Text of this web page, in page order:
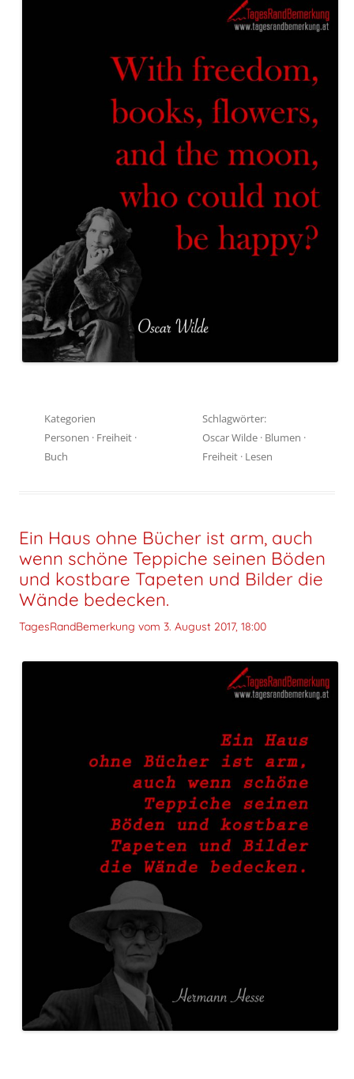
Kategorien
Personen · Freiheit ·
Buch
Schlagwörter:
Oscar Wilde · Blumen ·
Freiheit · Lesen
Ein Haus ohne Bücher ist arm, auch
wenn schöne Teppiche seinen Böden
und kostbare Tapeten und Bilder die
Wände bedecken.
TagesRandBemerkung vom 3. August 2017, 18:00